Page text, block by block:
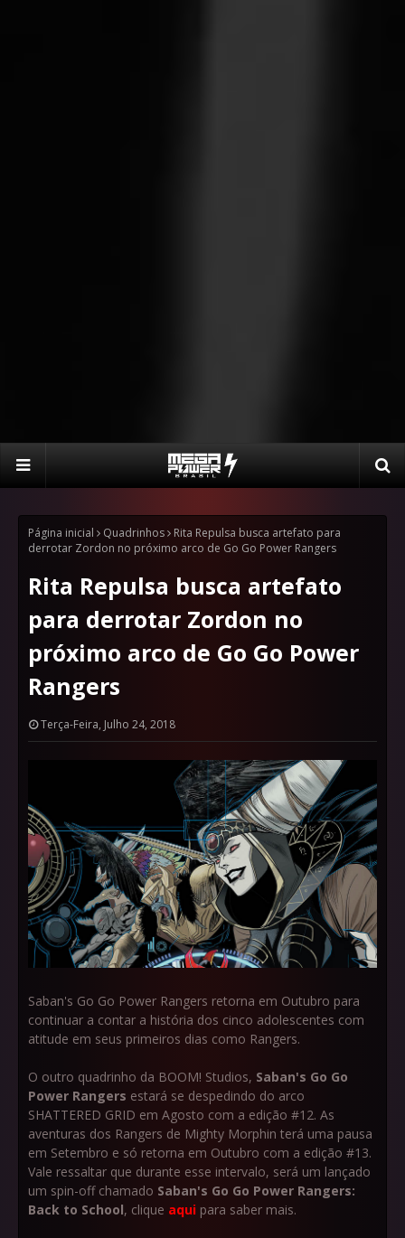
Página inicial Quadrinhos
Rita Repulsa busca artefato para
derrotar Zordon no próximo arco de Go Go Power Rangers
Rita Repulsa busca artefato
para derrotar Zordon no
próximo arco de Go Go Power
Rangers
Terça-Feira, Julho 24, 2018
Saban's Go Go Power Rangers retorna em Outubro para
continuar a contar a história dos cinco adolescentes com
atitude em seus primeiros dias como Rangers.
O outro quadrinho da BOOM! Studios, Saban's Go Go
Power Rangers estará se despedindo do arco
SHATTERED GRID em Agosto com a edição #12. As
aventuras dos Rangers de Mighty Morphin terá uma pausa
em Setembro e só retorna em Outubro com a edição #13.
Vale ressaltar que durante esse intervalo, será um lançado
um spin-off chamado Saban's Go Go Power Rangers:
Back to School, clique aqui para saber mais.